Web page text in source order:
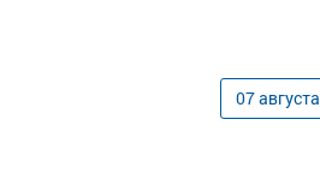
07августа